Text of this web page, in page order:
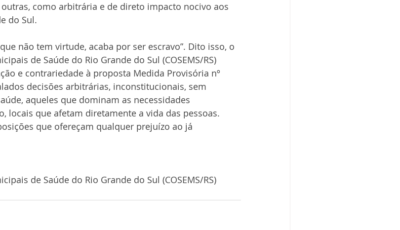
outras, como arbitrária e de direto impacto nocivo aos
do Sul.
não tem virtude, acaba por ser escravo”. Dito isso, o
de Saúde do Rio Grande do Sul (COSEMS/RS)
e contrariedade à proposta Medida Provisória nº
decisões arbitrárias, inconstitucionais, sem
aqueles que dominam as necessidades
locais que afetam diretamente a vida das pessoas.
que ofereçam qualquer prejuízo ao já
de Saúde do Rio Grande do Sul (COSEMS/RS)